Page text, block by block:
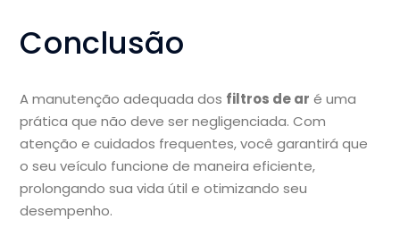
Conclusão
A manutenção adequada dos filtros de ar é uma
prática que não deve ser negligenciada. Com
atenção e cuidados frequentes, você garantirá que
o seu veículo funcione de maneira eficiente,
prolongando sua vida útil e otimizando seu
desempenho.